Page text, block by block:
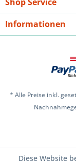
Informationen
* Alle Preise inkl.
Diese Website